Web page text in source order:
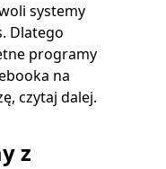
systemy
Dlatego
programy
na
czytaj dalej.
z